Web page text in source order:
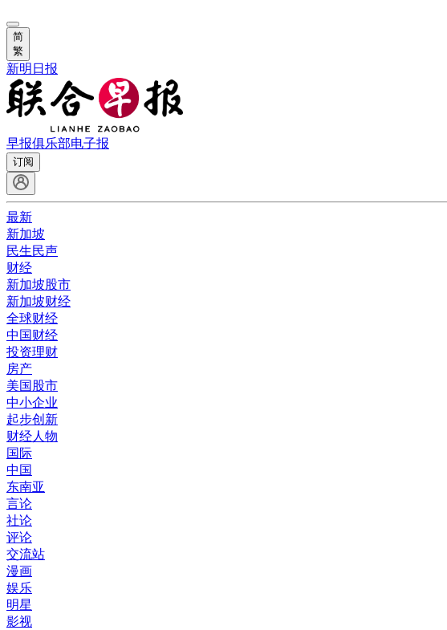
简
繁
新明日报
早报俱乐部电子报
订阅
最新
新加坡
民生民声
财经
新加坡股市
新加坡财经
全球财经
中国财经
投资理财
房产
美国股市
中小企业
起步创新
财经人物
国际
中国
东南亚
言论
社论
评论
交流站
漫画
娱乐
明星
影视